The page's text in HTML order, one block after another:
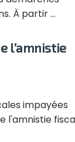
À partir ...
l’amnistie
impayées
l'amnistie